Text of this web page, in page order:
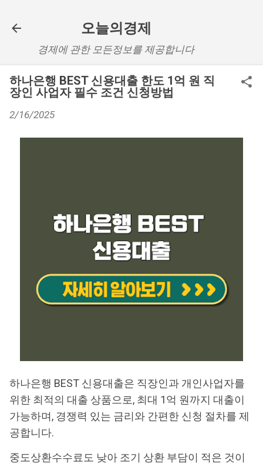
오늘의경제
경제에 관한 모든정보를 제공합니다
하나은행 BEST 신용대출 한도 1억 원 직
장인 사업자 필수 조건 신청방법
2/16/2025
하나은행 BEST 신용대출은 직장인과 개인사업자를
위한 최적의 대출 상품으로, 최대 1억 원까지 대출이
가능하며, 경쟁력 있는 금리와 간편한 신청 절차를 제
공합니다.
중도상환수수료도 낮아 조기 상환 부담이 적은 것이